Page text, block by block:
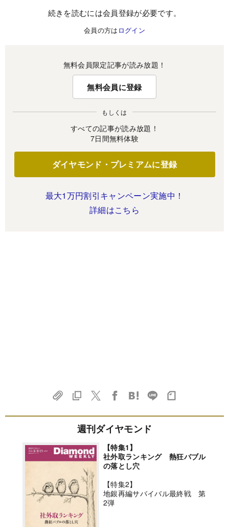
続きを読むには会員登録が必要です。
会員の方は ログイン
無料会員限定記事が読み放題！
無料会員に登録
もしくは
すべての記事が読み放題！
7日間無料体験
ダイヤモンド・プレミアムに登録
最大1万円割引キャンペーン実施中！
詳細はこちら
週刊ダイヤモンド
【特集1】
社外取ランキング 熱狂バブル
の落とし穴
【特集2】
地銀再編サバイバル最終戦 第
2弾